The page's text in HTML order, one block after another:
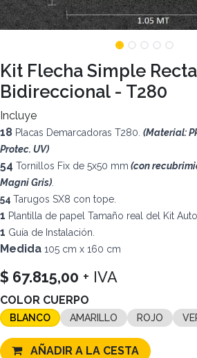
Kit Flecha Simple Recta
Bidireccional - T280
Incluye
18 Placas Demarcadoras T280. (Material:
Protec. UV)
54 Tornillos Fix de 5x50 mm (con
Magni Gris)
54 Tarugos SX8 con tope.
1 Plantilla de papel Tamaño real del Kit
1 Guía de Instalación.
Medida 105 cm x 160 cm
$ 67.815,00 + IVA
COLOR CUERPO
BLANCO AMARILLO ROJO
AÑADIR A LA CESTA